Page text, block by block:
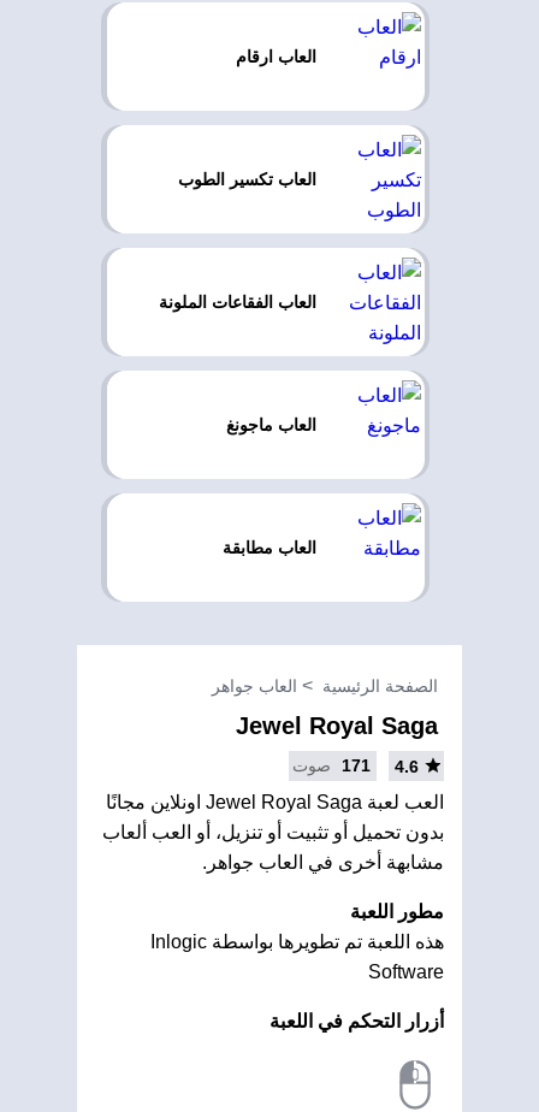
العاب ارقام
العاب تكسير الطوب
العاب الفقاعات الملونة
العاب ماجونغ
العاب مطابقة
الصفحة الرئيسية العاب جواهر
Jewel Royal Saga
4.6
171 صوت
العب لعبة Jewel Royal Saga اونلاين مجانًا
بدون تحميل أو تثبيت أو تنزيل، أو العب ألعاب
مشابهة أخرى في العاب جواهر.
مطور اللعبة
هذه اللعبة تم تطويرها بواسطة Inlogic
Software
أزرار التحكم في اللعبة